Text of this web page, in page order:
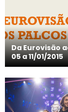
Da Eurovisão
05 a 11/01/2015